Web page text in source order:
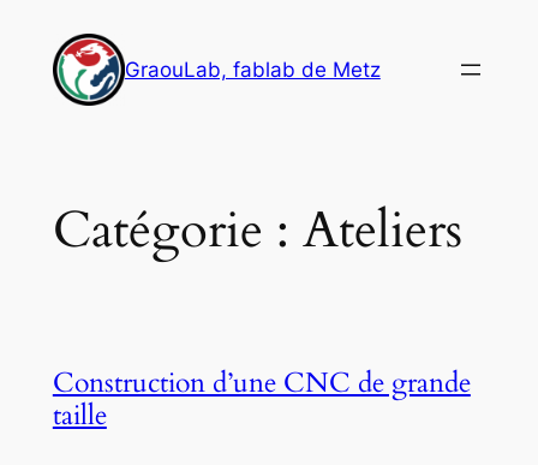
contenu
GraouLab, fablab de Metz
Catégorie : Ateliers
Construction d’une CNC de grande
taille